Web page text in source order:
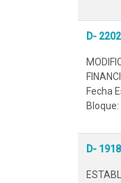
D-
Fecha
Bloque:
D-